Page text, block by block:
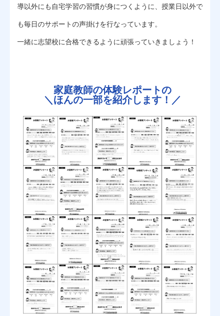
導以外にも自宅学習の習慣が身につくように、授業日以外で
も毎日のサポートの声掛けを行なっています。
一緒に志望校に合格できるように頑張っていきましょう！
家庭教師の体験レポートの
＼ほんの一部を紹介します！／